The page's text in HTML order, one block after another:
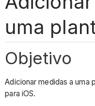
uma
Objetivo
Adicionar medidas a uma
para iOS.